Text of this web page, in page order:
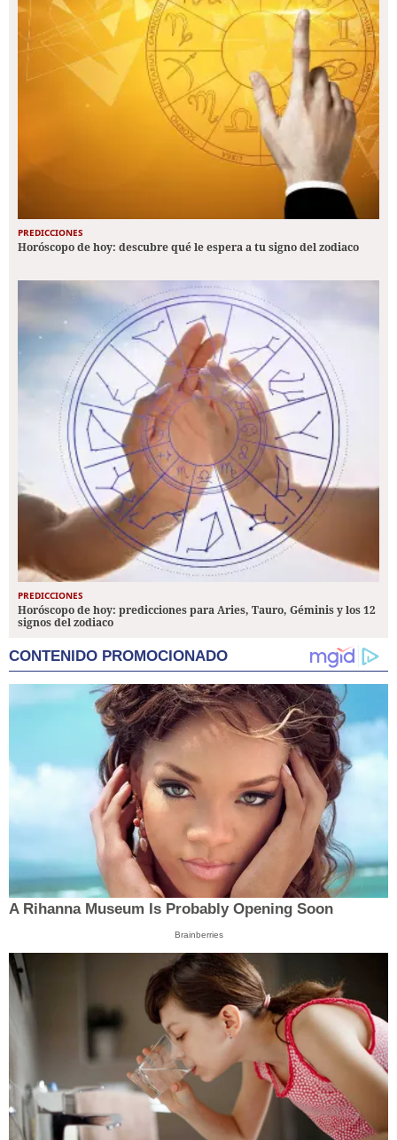
PREDICCIONES
Horóscopo de hoy: descubre qué le espera a tu signo del zodiaco
PREDICCIONES
Horóscopo de hoy: predicciones para Aries, Tauro, Géminis y los 12
signos del zodiaco
CONTENIDO PROMOCIONADO
A Rihanna Museum Is Probably Opening Soon
Brainberries